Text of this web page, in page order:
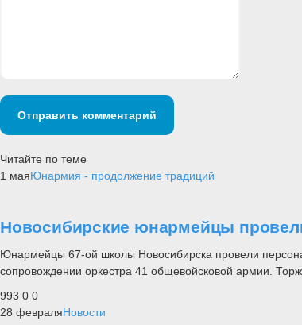
Отправить комментарий
Читайте по теме
1 маяЮнармия - продолжение традиций
Новосибирские юнармейцы
Юнармейцы 67-ой школы Новосибирска провели
сопровождении оркестра 41 общевойсковой армии.
993 0 0
28 февраляНовости